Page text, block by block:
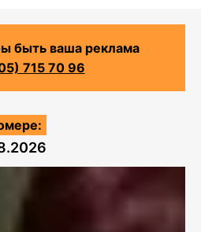
быть ваша реклама
715 70 96